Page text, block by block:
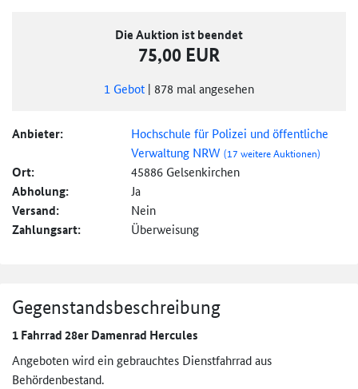
Die Auktion ist beendet
75,00 EUR
1 Gebot | 878 mal angesehen
Anbieter:
Hochschule für Polizei und öffentliche
Verwaltung NRW(17 weitere Auktionen)
Ort: 45886 Gelsenkirchen
Abholung: Ja
Versand: Nein
Zahlungsart: Überweisung
Gegenstandsbeschreibung
1 Fahrrad 28er Damenrad Hercules
Angeboten wird ein gebrauchtes Dienstfahrrad aus
Behördenbestand.